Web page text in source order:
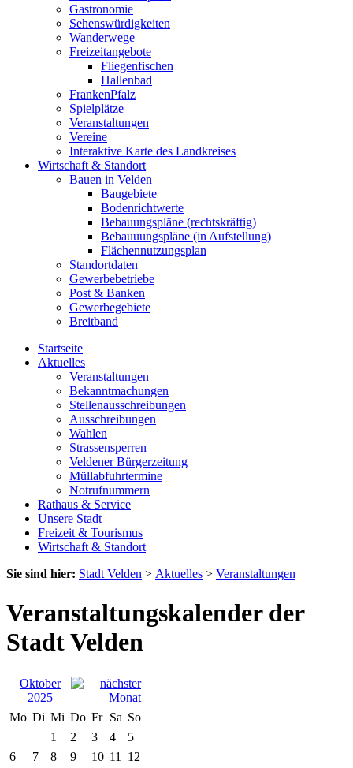
Gastronomie
Sehenswürdigkeiten
Wanderwege
Freizeitangebote
Fliegenfischen
Hallenbad
FrankenPfalz
Spielplätze
Veranstaltungen
Vereine
Interaktive Karte des Landkreises
Wirtschaft & Standort
Bauen in Velden
Baugebiete
Bodenrichtwerte
Bebauungspläne (rechtskräftig)
Bebauuungspläne (in Aufstellung)
Flächennutzungsplan
Standortdaten
Gewerbebetriebe
Post & Banken
Gewerbegebiete
Breitband
Startseite
Aktuelles
Veranstaltungen
Bekanntmachungen
Stellenausschreibungen
Ausschreibungen
Wahlen
Strassensperren
Veldener Bürgerzeitung
Müllabfuhrtermine
Notrufnummern
Rathaus & Service
Unsere Stadt
Freizeit & Tourismus
Wirtschaft & Standort
Sie sind hier: Stadt Velden > Aktuelles > Veranstaltungen
Veranstaltungskalender der
Stadt Velden
Oktober
2025
Mo Di Mi Do Fr Sa So
1
2 3 4
5
6
7 8 9 10 11
12